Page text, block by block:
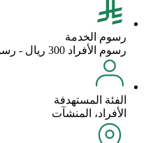
رسوم الخدمة
رسوم الأفراد 300 ريال - رسوم المؤسسات 600 ريال
الفئة المستهدفة
الأفراد، المنشآت